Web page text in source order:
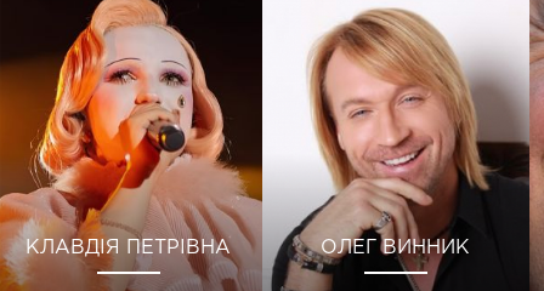
КЛАВДІЯ ПЕТРІВНА ОЛЕГ ВИННИК